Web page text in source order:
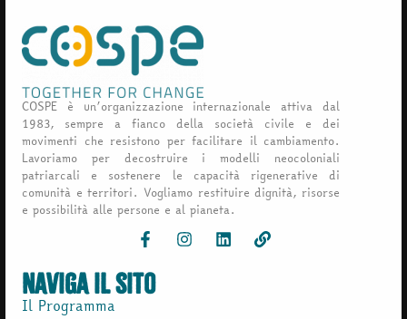
COSPE è un’organizzazione internazionale attiva dal
1983, sempre a fianco della società civile e dei
movimenti che resistono per facilitare il cambiamento.
Lavoriamo per decostruire i modelli neocoloniali
patriarcali e sostenere le capacità rigenerative di
comunità e territori. Vogliamo restituire dignità, risorse
e possibilità alle persone e al pianeta.
naviga il sito
Il Programma